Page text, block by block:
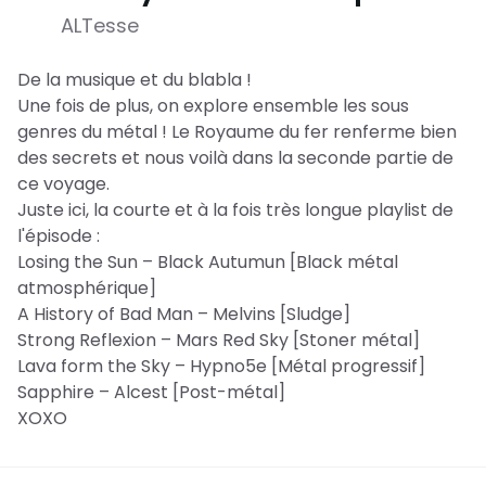
ALTesse
De la musique et du blabla !
Une fois de plus, on explore ensemble les sous
genres du métal ! Le Royaume du fer renferme bien
des secrets et nous voilà dans la seconde partie de
ce voyage.
Juste ici, la courte et à la fois très longue playlist de
l'épisode :
Losing the Sun – Black Autumun [Black métal
atmosphérique]
A History of Bad Man – Melvins [Sludge]
Strong Reflexion – Mars Red Sky [Stoner métal]
Lava form the Sky – Hypno5e [Métal progressif]
Sapphire – Alcest [Post-métal]
XOXO